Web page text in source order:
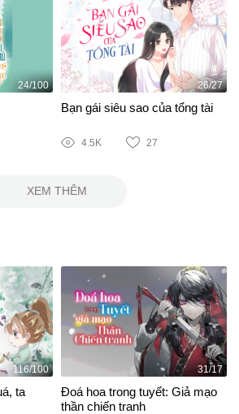
24/100 26/27
Bạn gái siêu sao của tổng tài
4.5K 27
XEM THÊM
116/100
ta
31/17
Đoá hoa trong tuyết: Giả mạo
thần chiến tranh